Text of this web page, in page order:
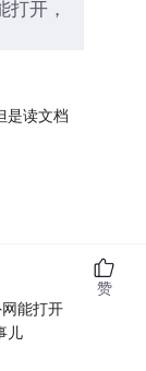
打开，
是读文档
能打开
儿
赞